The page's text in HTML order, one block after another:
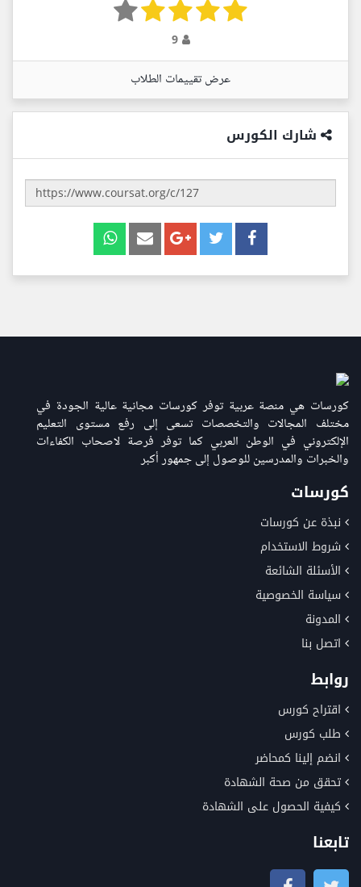
9
عرض تقييمات الطلاب
شارك الكورس
كورسات هي منصة عربية توفر كورسات مجانية عالية الجودة في
مختلف المجالات والتخصصات تسعى إلى رفع مستوى التعليم
الإلكتروني في الوطن العربي كما توفر فرصة لاصحاب الكفاءات
والخبرات والمدرسين للوصول إلى جمهور أكبر
كورسات
نبذة عن كورسات
شروط الاستخدام
الأسئلة الشائعة
سياسة الخصوصية
المدونة
اتصل بنا
روابط
اقتراح كورس
طلب كورس
انضم إلينا كمحاضر
تحقق من صحة الشهادة
كيفية الحصول على الشهادة
تابعنا